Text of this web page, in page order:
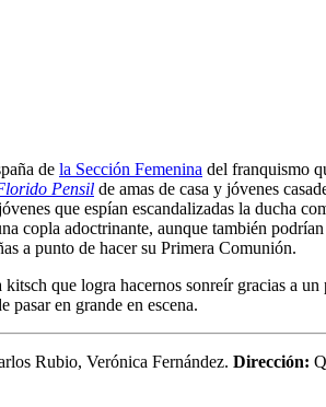
de la Sección Femenina del franquismo
Pensil de amas de casa y jóvenes
que espían escandalizadas la ducha
copla adoctrinante, aunque también
a punto de hacer su Primera Comunión.
que logra hacernos sonreír gracias a
pasar en grande en escena.
Rubio, Verónica Fernández. Dirección: